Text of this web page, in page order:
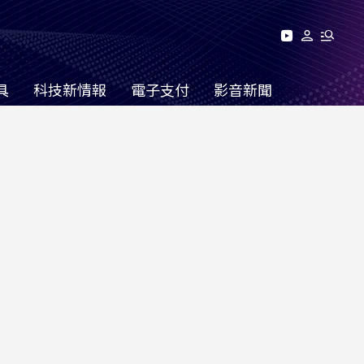
科技新情報 電子支付 影音新聞